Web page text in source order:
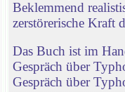
Beklemmend
zerstörerische Kraft
Das Buch ist im
Gespräch über
Gespräch über